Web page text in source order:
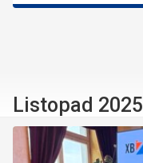
Listopad 2025